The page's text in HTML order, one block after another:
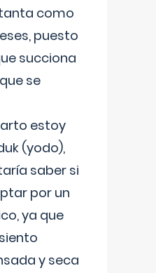
como
puesto
succiona
se
estoy
(yodo),
saber si
por un
ya que
y seca